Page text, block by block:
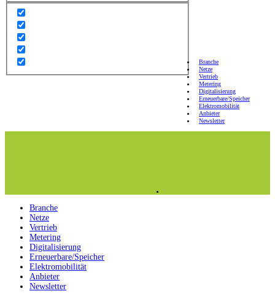
Branche
Netze
Vertrieb
Metering
Digitalisierung
Erneuerbare/Speicher
Elektromobilität
Anbieter
Newsletter
Branche
Netze
Vertrieb
Metering
Digitalisierung
Erneuerbare/Speicher
Elektromobilität
Anbieter
Newsletter